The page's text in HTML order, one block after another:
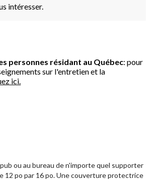
intéresser.
personnes résidant au Québec: pour
sur l'entretien et la
ici.
ou au bureau de n'importe quel supporter
12 po par 16 po. Une couverture protectrice